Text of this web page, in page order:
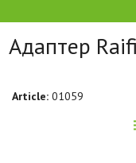
Адаптер
Article: 01059